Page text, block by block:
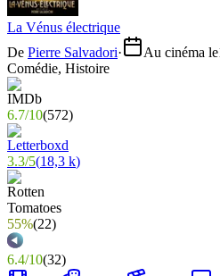
La Vénus électrique
De Pierre Salvadori· Au cinéma le
Comédie, Histoire
6.7/10(572)
3.3/5(18,3 k)
55%(22)
6.4/10(32)